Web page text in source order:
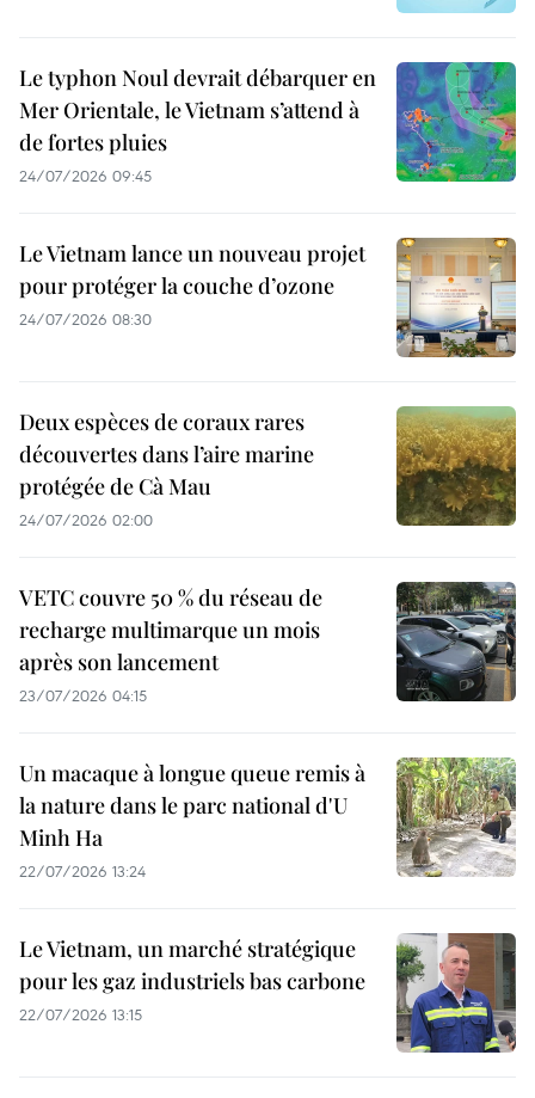
Le typhon Noul devrait débarquer en
Mer Orientale, le Vietnam s’attend à
de fortes pluies
24/07/2026 09:45
Le Vietnam lance un nouveau projet
pour protéger la couche d’ozone
24/07/2026 08:30
Deux espèces de coraux rares
découvertes dans l’aire marine
protégée de Cà Mau
24/07/2026 02:00
VETC couvre 50 % du réseau de
recharge multimarque un mois
après son lancement
23/07/2026 04:15
Un macaque à longue queue remis à
la nature dans le parc national d'U
Minh Ha
22/07/2026 13:24
Le Vietnam, un marché stratégique
pour les gaz industriels bas carbone
22/07/2026 13:15